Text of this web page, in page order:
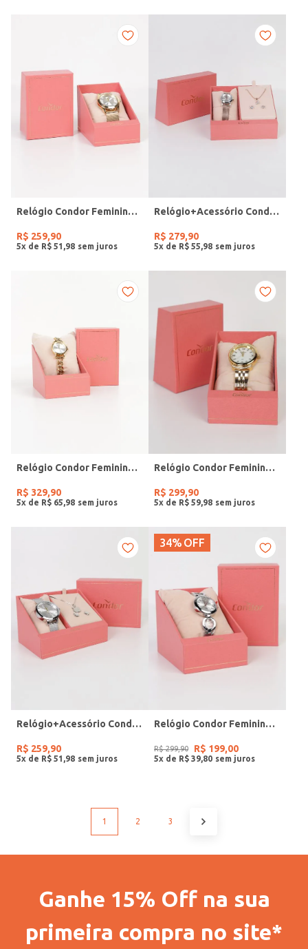
Relógio Condor Feminino DOURADO
R$ 259,90
5x de R$ 51 98
Relógio+Acessório Condor Feminino ROSE
R$ 279,90
5x de R$ 55 98
Relógio Condor Feminino DOURADO
R$ 329,90
5x de R$ 65 98
Relógio Condor Feminino DOURADO
R$ 299,90
5x de R$ 59 98
Relógio+Acessório Condor Feminino PRATA
R$ 259,90
5x de R$ 51 98
34% OFF
Relógio Condor Feminino PRATA
R$ 299,90 R$ 199,00
5x de R$ 39 80
1 2 3
Ganhe 15% Off na sua
primeira compra no site*